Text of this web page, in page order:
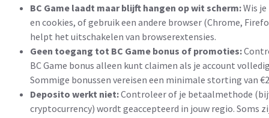
BC Game laadt maar blijft hangen op wit scherm:Wis
en cookies, of gebruik een andere browser (Chrome,
helpt het uitschakelen van browserextensies.
Geen toegang tot BC Game bonus of promoties:
BC Game bonus alleen kunt claimen als je account
Sommige bonussen vereisen een minimale storting van
Deposito werkt niet:Controleer of je betaalmethode
cryptocurrency) wordt geaccepteerd in jouw regio. Soms